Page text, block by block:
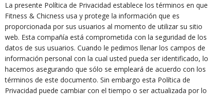
La presente Política de Privacidad establece los términos en que
Fitness & Chicness usa y protege la información que es
proporcionada por sus usuarios al momento de utilizar su sitio
web. Esta compañía está comprometida con la seguridad de los
datos de sus usuarios. Cuando le pedimos llenar los campos de
información personal con la cual usted pueda ser identificado, lo
hacemos asegurando que sólo se empleará de acuerdo con los
términos de este documento. Sin embargo esta Política de
Privacidad puede cambiar con el tiempo o ser actualizada por lo